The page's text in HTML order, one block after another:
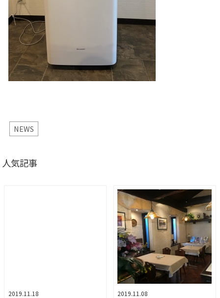
NEWS
人気記事
2019.11.18 2019.11.08